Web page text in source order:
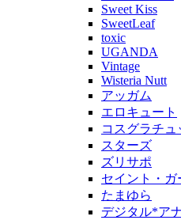
Sweet Kiss
SweetLeaf
toxic
UGANDA
Vintage
Wisteria Nutt
アッガム
エロキュート
コスグラチュ
スターズ
ズリサポ
セイント・
たまゆら
デジタル*ア